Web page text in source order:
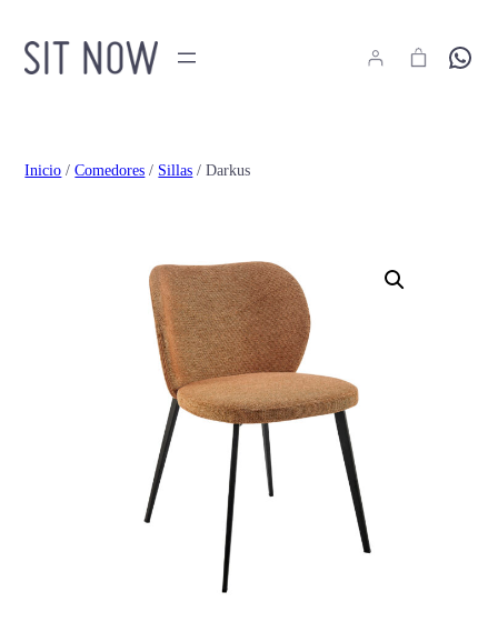
Hola
Inicio /Comedores / Sillas / Darkus